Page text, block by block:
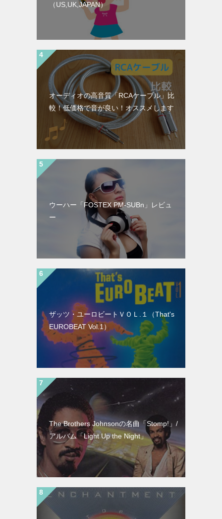
（US,UK,JAPAN）
オーディオの高音質「RCAケーブル」比
較！低価格で音が良い！オススメします
ウーハー「FOSTEX PM-SUBn」レビュ
ー
ザッツ・ユーロビートＶＯＬ.１（That's
EUROBEAT Vol.1）
The Brothers Johnsonの名曲「Stomp!」/
アルバム「Light Up the Night」